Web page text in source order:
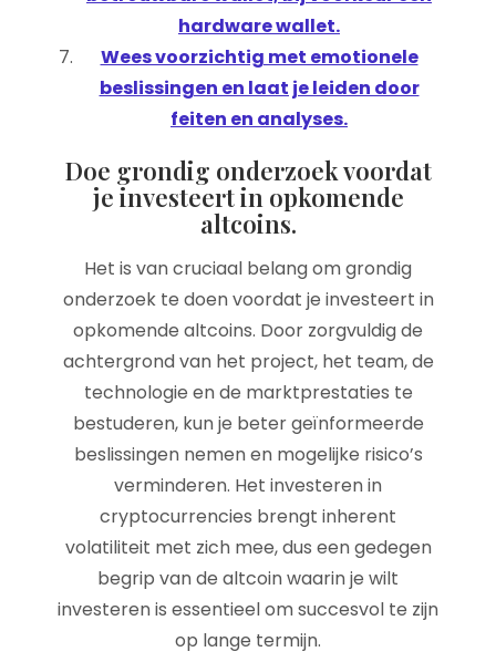
hardware wallet.
Wees voorzichtig met emotionele
beslissingen en laat je leiden door
feiten en analyses.
Doe grondig onderzoek voordat
je investeert in opkomende
altcoins.
Het is van cruciaal belang om grondig
onderzoek te doen voordat je investeert in
opkomende altcoins. Door zorgvuldig de
achtergrond van het project, het team, de
technologie en de marktprestaties te
bestuderen, kun je beter geïnformeerde
beslissingen nemen en mogelijke risico’s
verminderen. Het investeren in
cryptocurrencies brengt inherent
volatiliteit met zich mee, dus een gedegen
begrip van de altcoin waarin je wilt
investeren is essentieel om succesvol te zijn
op lange termijn.